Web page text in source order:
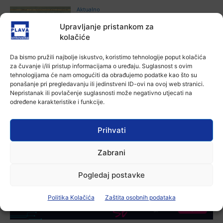
Upravljanje pristankom za
kolačiće
Da bismo pružili najbolje iskustvo, koristimo tehnologije poput kolačića
za čuvanje i/ili pristup informacijama o uređaju. Suglasnost s ovim
tehnologijama će nam omogućiti da obrađujemo podatke kao što su
ponašanje pri pregledavanju ili jedinstveni ID-ovi na ovoj web stranici.
Nepristanak ili povlačenje suglasnosti može negativno utjecati na
određene karakteristike i funkcije.
Prihvati
Zabrani
Pogledaj postavke
Politika Kolačića Zaštita osobnih podataka
Aktualno
Divlja liga
7 kolovoza, 2026
Aktualno
U Županji održana Ljetna škola magije
7 kolovoza, 2026
Aktualno
Zbog niskog vodostaja otežana
plovidba na Dunavu
6 kolovoza, 2026
-Marketing-